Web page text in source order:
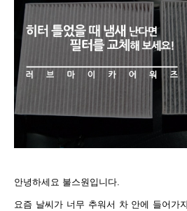
안녕하세요 불스원입니다.
요즘 날씨가 너무 추워서 차 안에 들어가